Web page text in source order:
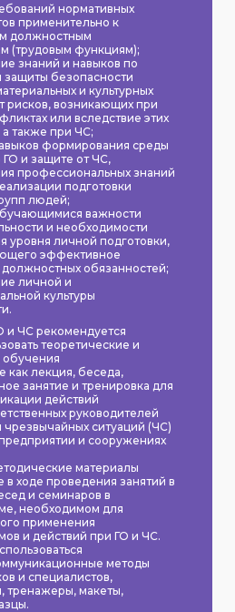
нормативных
применительно к
должностным
(трудовым функциям);
знаний и навыков по
защиты безопасности
и культурных
рисков, возникающих при
или вследствие этих
также при ЧС;
формирования среды
и защите от ЧС,
профессиональных знаний
подготовки
людей;
важности
и необходимости
уровня личной подготовки,
эффективное
обязанностей;
личной и
культуры
и ЧС рекомендуется
теоретические и
обучения
как лекция, беседа,
занятие и тренировка для
действий
руководителей
ситуаций (ЧС)
и сооружениях
материалы
ходе проведения занятий в
и семинаров в
необходимом для
применения
и действий при ГО и ЧС.
методы
и специалистов,
тренажеры, макеты,